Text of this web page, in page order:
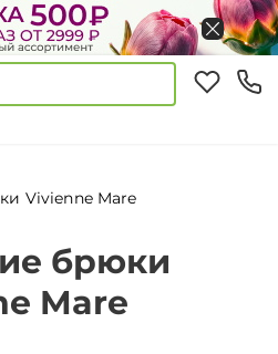
Vivienne Mare
брюки
Mare